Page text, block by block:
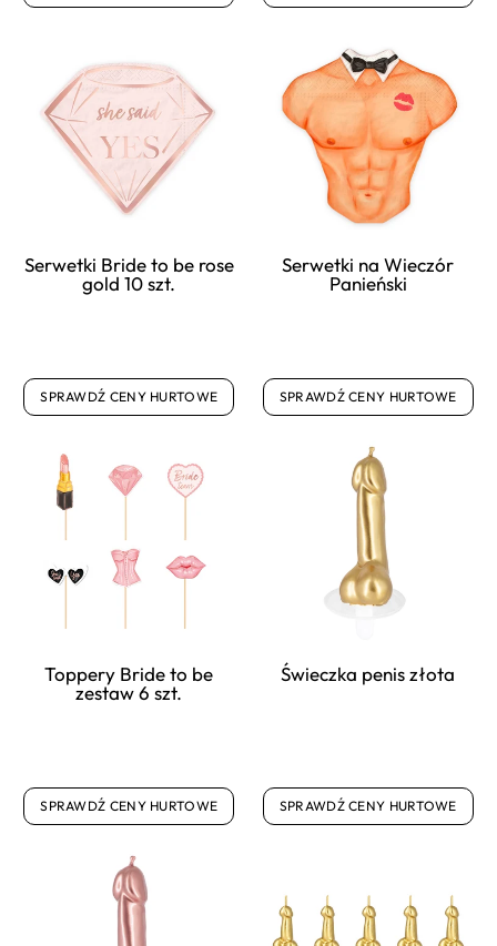
Serwetki Bride to be rose
gold 10 szt.
SPRAWDŹ CENY HURTOWE
Serwetki na Wieczór
Panieński
SPRAWDŹ CENY HURTOWE
Toppery Bride to be
zestaw 6 szt.
SPRAWDŹ CENY HURTOWE
Świeczka penis złota
SPRAWDŹ CENY HURTOWE